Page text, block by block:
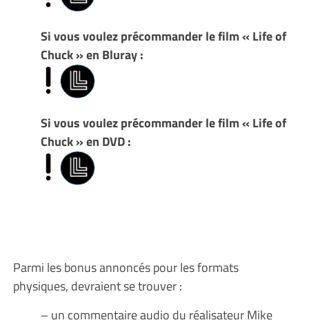
Si vous voulez précommander le film « Life of
Chuck » en Bluray :
Si vous voulez précommander le film « Life of
Chuck » en DVD :
Parmi les bonus annoncés pour les formats
physiques, devraient se trouver :
– un commentaire audio du réalisateur Mike